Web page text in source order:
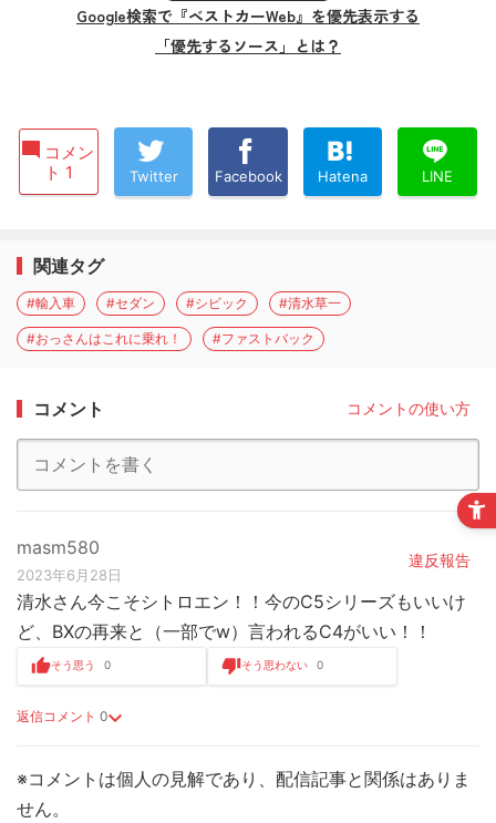
Google検索で『ベストカーWeb』を優先表示する
「優先するソース」とは？
コメン
ト 1
Twitter Facebook Hatena LINE
関連タグ
#輸入車 #セダン #シビック #清水草一
#おっさんはこれに乗れ！ #ファストバック
コメント コメントの使い方
masm580
2023年6月28日
違反報告
清水さん今こそシトロエン！！今のC5シリーズもいいけ
ど、BXの再来と（一部でw）言われるC4がいい！！
返信コメント 0
そう思う 0 そう思わない 0
※コメントは個人の見解であり、配信記事と関係はありま
せん。